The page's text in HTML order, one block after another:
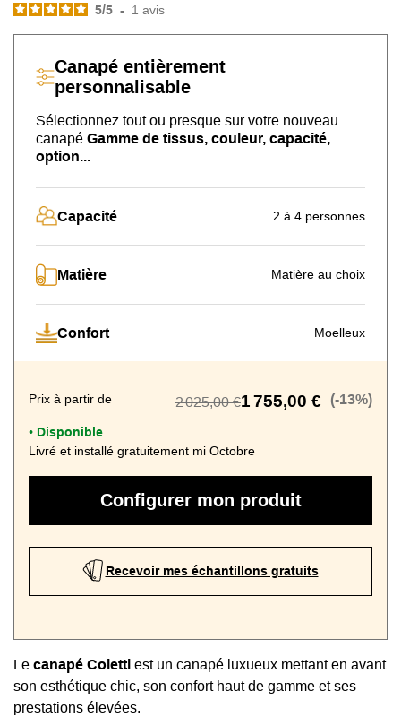
5/5 - 1 avis
Canapé entièrement
personnalisable
Sélectionnez tout ou presque sur votre nouveau
canapé Gamme de tissus, couleur, capacité,
option...
Capacité 2 à 4 personnes
Matière Matière au choix
Confort Moelleux
Prix à partir de 2 025,00 €1 755,00 € (-13%)
• Disponible
Livré et installé gratuitement mi Octobre
Configurer mon produit
Recevoir mes échantillons gratuits
Le canapé Coletti est un canapé luxueux mettant en avant
son esthétique chic, son confort haut de gamme et ses
prestations élevées.